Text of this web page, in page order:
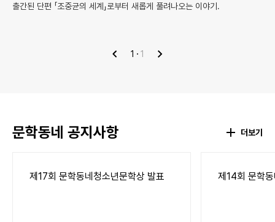
출간된 단편 「조중균의 세계」로부터 새롭게 풀려나오는 이야기.
이
1 1
다
문학동네 공지사항 더보기
제17회 문학동네청소년문학상 발표 제14회 문학